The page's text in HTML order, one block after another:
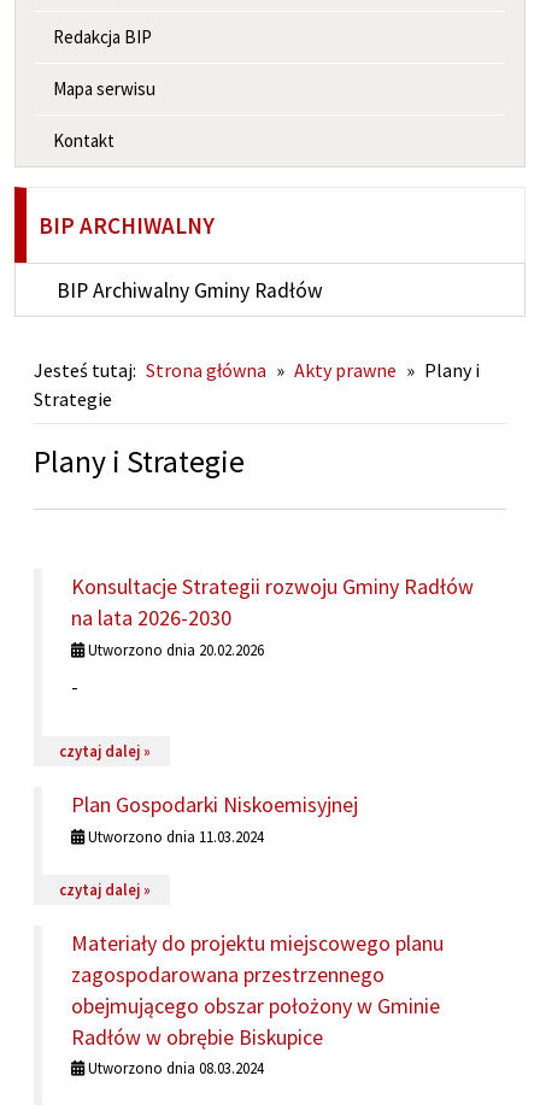
Redakcja BIP
Mapa serwisu
Kontakt
BIP ARCHIWALNY
BIP Archiwalny Gminy Radłów
Jesteś tutaj: Strona główna » Akty prawne » Plany i
Strategie
Plany i Strategie
Konsultacje Strategii rozwoju Gminy Radłów
na lata 2026-2030
Utworzono dnia 20.02.2026
-
czytaj dalej »
Plan Gospodarki Niskoemisyjnej
Utworzono dnia 11.03.2024
czytaj dalej »
Materiały do projektu miejscowego planu
zagospodarowana przestrzennego
obejmującego obszar położony w Gminie
Radłów w obrębie Biskupice
Utworzono dnia 08.03.2024